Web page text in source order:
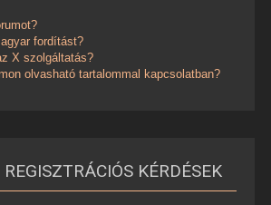
fordítást?
X szolgáltatás?
olvasható tartalommal kapcsolatban?
KÉRDÉSEK